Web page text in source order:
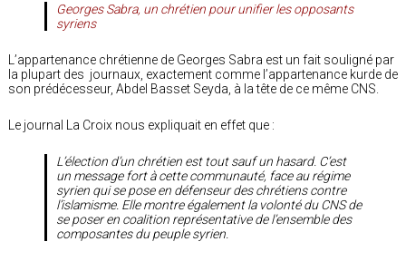
Georges Sabra, un chrétien pour unifier les opposants
syriens
L’appartenance chrétienne de Georges Sabra est un fait souligné par
la plupart des journaux, exactement comme l’appartenance kurde de
son prédécesseur, Abdel Basset Seyda, à la tête de ce même CNS.
Le journal La Croix nous expliquait en effet que :
L’élection d’un chrétien est tout sauf un hasard. C’est
un message fort à cette communauté, face au régime
syrien qui se pose en défenseur des chrétiens contre
l’islamisme. Elle montre également la volonté du CNS de
se poser en coalition représentative de l’ensemble des
composantes du peuple syrien.